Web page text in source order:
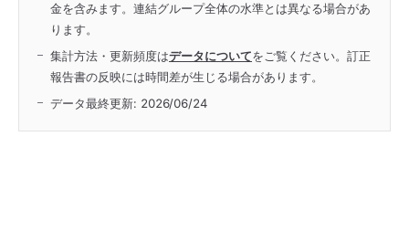
金を含みます。連結グループ全体の水準とは異なる場合があ
ります。
集計方法・更新頻度はデータについてをご覧ください。訂正
報告書の反映には時間差が生じる場合があります。
データ最終更新: 2026/06/24